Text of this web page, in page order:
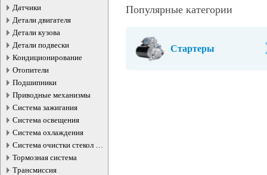
Датчики
Детали двигателя
Детали кузова
Детали подвески
Кондиционирование
Отопители
Подшипники
Приводные механизмы
Система зажигания
Система освещения
Система охлаждения
Система очистки стекол и
фар
Тормозная система
Трансмиссия
Популярные категории
Стартеры